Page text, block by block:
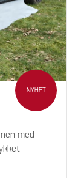
NYHET
med